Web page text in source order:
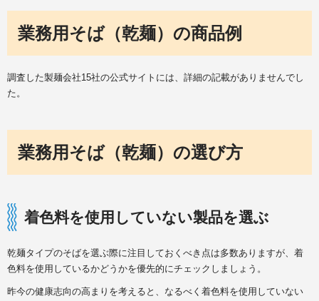
業務用そば（乾麺）の商品例
調査した製麺会社15社の公式サイトには、詳細の記載がありませんでし
た。
業務用そば（乾麺）の選び方
着色料を使用していない製品を選ぶ
乾麺タイプのそばを選ぶ際に注目しておくべき点は多数ありますが、着
色料を使用しているかどうかを優先的にチェックしましょう。
昨今の健康志向の高まりを考えると、なるべく着色料を使用していない